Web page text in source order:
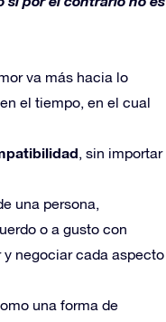
va más hacia lo
el tiempo, en el cual
, sin importar
una persona,
o a gusto con
negociar cada aspecto
una forma de